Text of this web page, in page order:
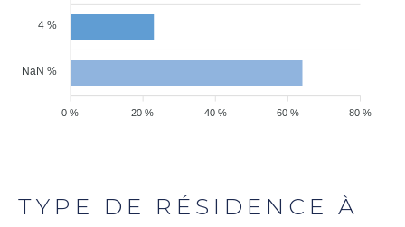
4 %
NaN %
80 %
60 %
40 %
20 %
0 %
TYPE DE RÉSIDENCE À